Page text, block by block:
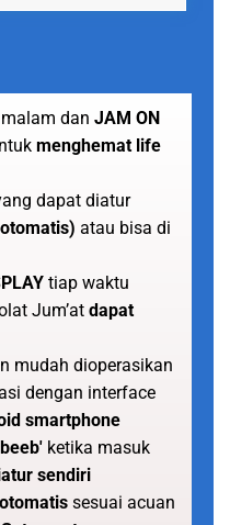
dan JAM ON
menghemat life
dapat diatur
atau bisa di
tiap waktu
Jum’at dapat
mudah dioperasikan
dengan interface
smartphone
ketika masuk
sendiri
sesuai acuan